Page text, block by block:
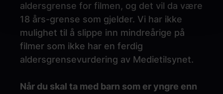
aldersgrense for filmen, og det vil da være
18 års-grense som gjelder. Vi har ikke
mulighet til å slippe inn mindreårige på
filmer som ikke har en ferdig
aldersgrensevurdering av Medietilsynet.
Når du skal ta med barn som er yngre enn